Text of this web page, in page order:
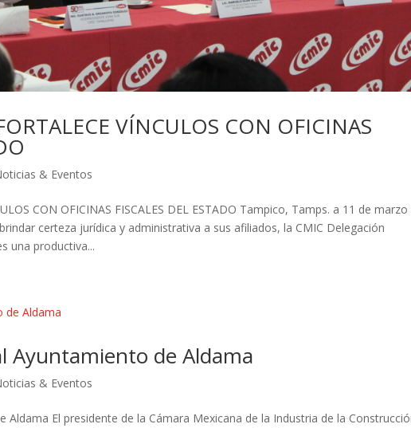
VÍNCULOS CON OFICINAS
& Eventos
CON OFICINAS FISCALES DEL ESTADO Tampico, Tamps. a 11 de
certeza jurídica y administrativa a sus afiliados, la CMIC Delegación
una productiva...
Ayuntamiento de Aldama
& Eventos
Aldama El presidente de la Cámara Mexicana de la Industria de la